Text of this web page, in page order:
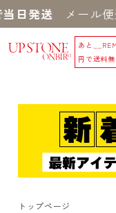
発送メール便送
あと
円で送料
トップページ